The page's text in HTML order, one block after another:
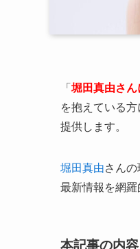
「 堀田真由さ
を抱えている
提供します。
堀田真由さん
最新情報を網羅
本記事の内容